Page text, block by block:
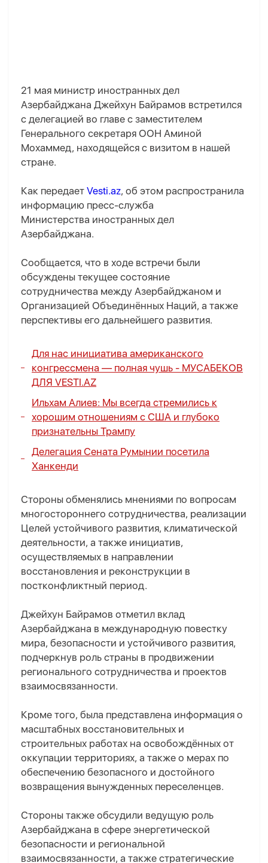
21 мая министр иностранных дел
Азербайджана Джейхун Байрамов встретился
с делегацией во главе с заместителем
Генерального секретаря ООН Аминой
Мохаммед, находящейся с визитом в нашей
стране.
Как передает Vesti.az, об этом распространила
информацию пресс-служба
Министерства иностранных дел
Азербайджана.
Сообщается, что в ходе встречи были
обсуждены текущее состояние
сотрудничества между Азербайджаном и
Организацией Объединённых Наций, а также
перспективы его дальнейшего развития.
Для нас инициатива американского
конгрессмена — полная чушь - МУСАБЕКОВ
ДЛЯ VESTI.AZ
Ильхам Алиев: Мы всегда стремились к
хорошим отношениям с США и глубоко
признательны Трампу
Делегация Сената Румынии посетила
Ханкенди
Стороны обменялись мнениями по вопросам
многостороннего сотрудничества, реализации
Целей устойчивого развития, климатической
деятельности, а также инициатив,
осуществляемых в направлении
восстановления и реконструкции в
постконфликтный период.
Джейхун Байрамов отметил вклад
Азербайджана в международную повестку
мира, безопасности и устойчивого развития,
подчеркнув роль страны в продвижении
регионального сотрудничества и проектов
взаимосвязанности.
Кроме того, была представлена информация о
масштабных восстановительных и
строительных работах на освобождённых от
оккупации территориях, а также о мерах по
обеспечению безопасного и достойного
возвращения вынужденных переселенцев.
Стороны также обсудили ведущую роль
Азербайджана в сфере энергетической
безопасности и региональной
взаимосвязанности, а также стратегические